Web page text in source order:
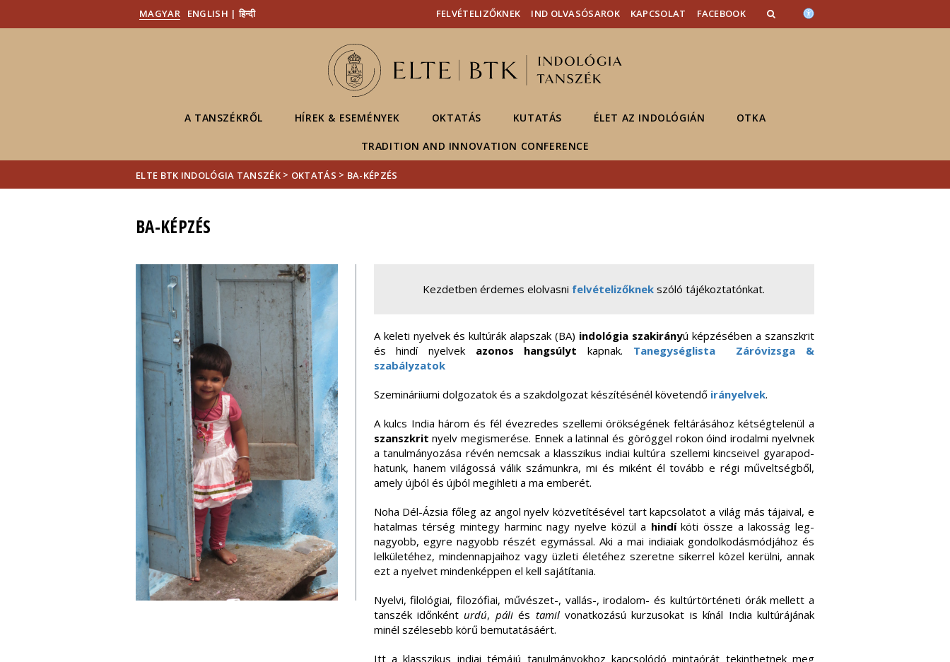
Hírek
Események
ELTE a
MAGYAR ENGLISH | हिन्दी FELVÉTELIZŐKNEK IND OLVASÓSAROK KAPCSOLAT FACEBOOK
A TANSZÉKRŐL HÍREK & ESEMÉNYEK OKTATÁS KUTATÁS ÉLET AZ INDOLÓGIÁN OTKA
TRADITION AND INNOVATION CONFERENCE
ELTE BTK INDOLÓGIA TANSZÉK > OKTATÁS > BA-KÉPZÉS
BA-KÉPZÉS
Kezdetben érdemes elolvasni felvételizőknek szóló tájékoztatónkat.
A keleti nyelvek és kultúrák alapszak (BA) indológia szakirányú képzésében a szanszkrit
és hindí nyelvek azonos hangsúlyt kapnak. Tanegységlista
Záróvizsga &
szabályzatok
Szemináriiumi dolgozatok és a szakdolgozat készítésénél követendő irányelvek.
A kulcs India három és fél évezredes szellemi örökségének feltárásához kétségtelenül a
szanszkrit nyelv megismerése. Ennek a latinnal és göröggel rokon óind irodalmi nyelvnek
a tanulmányozása révén nemcsak a klasszikus indiai kultúra szellemi kincseivel gyarapod­
hatunk, hanem világossá válik számunkra, mi és miként él tovább e régi művelt­ségből,
amely újból és újból megihleti a ma emberét.
Noha Dél-Ázsia főleg az angol nyelv közvetítésével tart kapcsolatot a világ más tájaival, e
hatalmas térség mintegy harminc nagy nyelve közül a hindíköti össze a lakosság leg­
nagyobb, egyre nagyobb részét egymással. Aki a mai indiaiak gondolkodásmódjához és
lel­kü­letéhez, mindennapjaihoz vagy üzleti életéhez szeretne sikerrel közel kerülni, annak
ezt a nyelvet mindenképpen el kell sajátítania.
Nyelvi, filológiai, filozófiai, művészet-, vallás-, irodalom- és kultúrtörténeti órák mellett a
tanszék időnkénturdú, páliés tamilvonatkozású kurzusokat is kínál India kultúrájának
minél szélesebb körű bemutatásáért.
Itt a klasszikus indiai témájú tanulmányokhoz kapcsolódó mintaórát tekinthetnek meg